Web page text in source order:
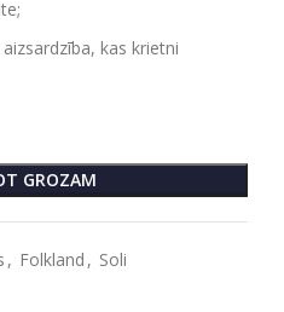
kas krietni
GROZAM
, Folkland , Soli